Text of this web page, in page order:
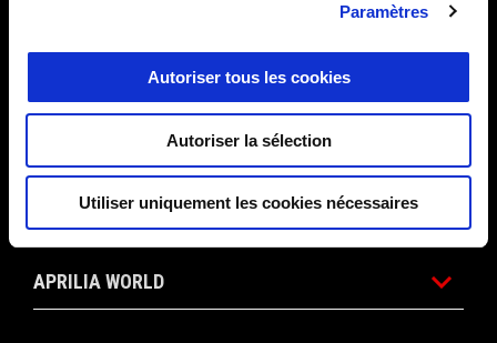
Paramètres
Autoriser tous les cookies
Autoriser la sélection
Utiliser uniquement les cookies nécessaires
MODÈLES
ACCESSOIRES
APRILIA WORLD